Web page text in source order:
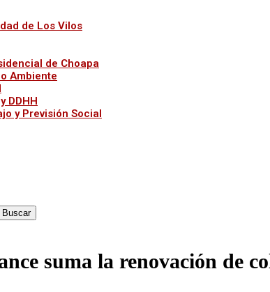
de Los Vilos
de Choapa
Ambiente
DDHH
y Previsión Social
Buscar
suma la renovación de